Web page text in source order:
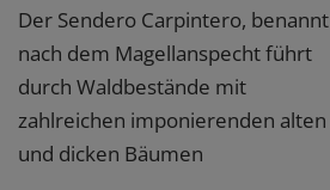
Der Sendero Carpintero, benannt
nach dem Magellanspecht führt
durch Waldbestände mit
zahlreichen imponierenden alten
und dicken Bäumen